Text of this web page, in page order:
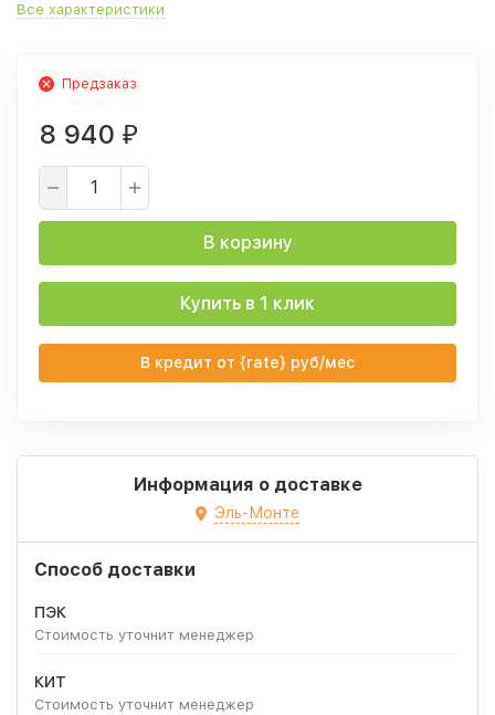
Все характеристики
Предзаказ
8 940 ₽
В корзину
Купить в 1 клик
В кредит от {rate} руб/мес
Информация о доставке
Эль-Монте
Способ доставки
ПЭК
Стоимость уточнит менеджер
КИТ
Стоимость уточнит менеджер